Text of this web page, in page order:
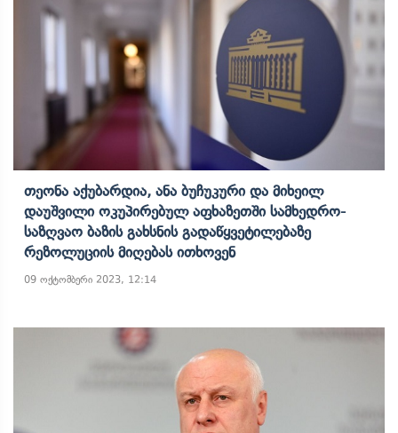
Თეონა Აქუბარდია, Ანა Ბუჩუკური Და Მიხეილ
Დაუშვილი Ოკუპირებულ Აფხაზეთში Სამხედრო-
Საზღვაო Ბაზის Გახსნის Გადაწყვეტილებაზე
Რეზოლუციის Მიღებას Ითხოვენ
09 ოქტომბერი 2023, 12:14